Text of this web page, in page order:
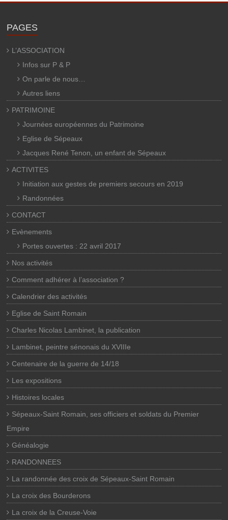
PAGES
L’ASSOCIATION
Infos sur P & P
On parle de nous…
Autres liens
PATRIMOINE
Journées européennes du Patrimoine
Eglise de Sépeaux
Jacques René Tenon, un enfant de Sépeaux
ACTIVITES
Initiation aux gestes de premiers secours en 2019
Randonnées
CONTACT
Evènements
Portes ouvertes : 22 avril 2017
Nos activités
Comment adhérer à l’association ?
Calendrier des activités
Eglise de Saint Romain
Charles Nicolas Lambinet, la publication
Lambinet, peintre sénonais du XVIIIe
Centenaire de la guerre de 14/18
Les expositions
Histoires locales
Sépeaux-Saint Romain, ses officiers et soldats du Premier
Empire
Généalogie
RANDONNEES
La randonnée des croix de Sépeaux-Saint Romain
La croix des Bourderons
La croix de la Creuse-Voie